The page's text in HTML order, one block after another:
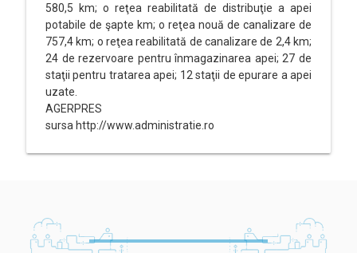
580,5 km; o reţea reabilitată de distribuţie a apei
potabile de şapte km; o reţea nouă de canalizare de
757,4 km; o reţea reabilitată de canalizare de 2,4 km;
24 de rezervoare pentru înmagazinarea apei; 27 de
staţii pentru tratarea apei; 12 staţii de epurare a apei
uzate.
AGERPRES
sursa http://www.administratie.ro